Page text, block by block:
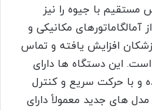
مستقیم با جیوه را نیز
آمالگاماتورهای مکانیکی و
افزایش یافته و تماس
این دستگاه ها دارای
و با حرکت سریع و کنترل
مدل های جدید معمولاً دارای